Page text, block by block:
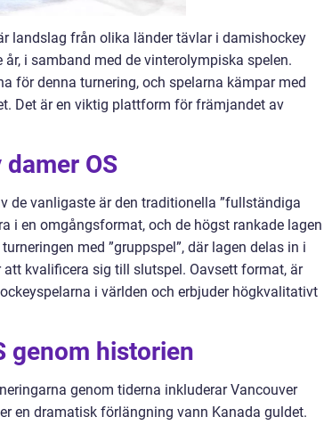
landslag från olika länder tävlar i damishockey
i samband med de vinterolympiska spelen.
för denna turnering, och spelarna kämpar med
Det är en viktig plattform för främjandet av
OS
de vanligaste är den traditionella ”fullständiga
i en omgångsformat, och de högst rankade lagen
med ”gruppspel”, där lagen delas in i
kvalificera sig till slutspel. Oavsett format, är
i världen och erbjuder högkvalitativt
genom historien
genom tiderna inkluderar Vancouver
en dramatisk förlängning vann Kanada guldet.